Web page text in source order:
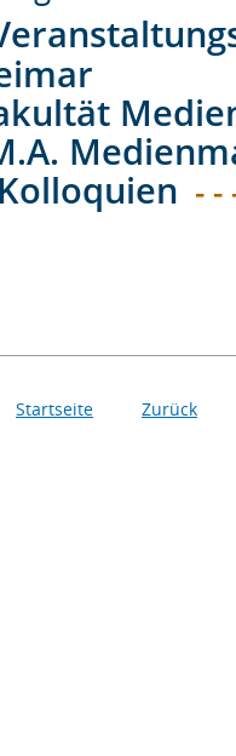
Kolloquien - -
Startseite Zurück